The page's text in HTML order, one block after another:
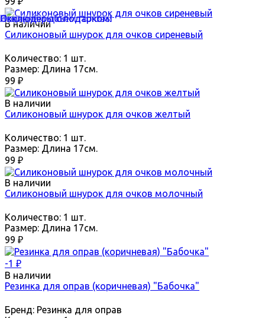
Акции, Скидки
Измеряем объем головы
Новинки
Окклюдеры с подарком!
В наличии
Силиконовый шнурок для очков сиреневый
Количество: 1 шт.
Размер: Длина 17см.
99 ₽
В наличии
Силиконовый шнурок для очков желтый
Количество: 1 шт.
Размер: Длина 17см.
99 ₽
В наличии
Силиконовый шнурок для очков молочный
Количество: 1 шт.
Размер: Длина 17см.
99 ₽
-1 ₽
В наличии
Резинка для оправ (коричневая) "Бабочка"
Бренд: Резинка для оправ